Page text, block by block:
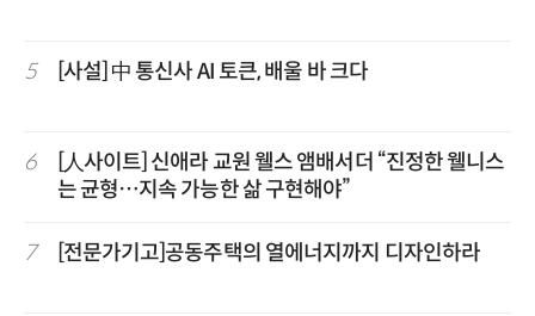
5 [사설] 中 통신사 AI 토큰, 배울 바 크다
6
[人사이트] 신애라 교원 웰스 앰배서더 “진정한 웰니스
는 균형…지속 가능한 삶 구현해야”
7 [전문가기고]공동주택의 열에너지까지 디자인하라